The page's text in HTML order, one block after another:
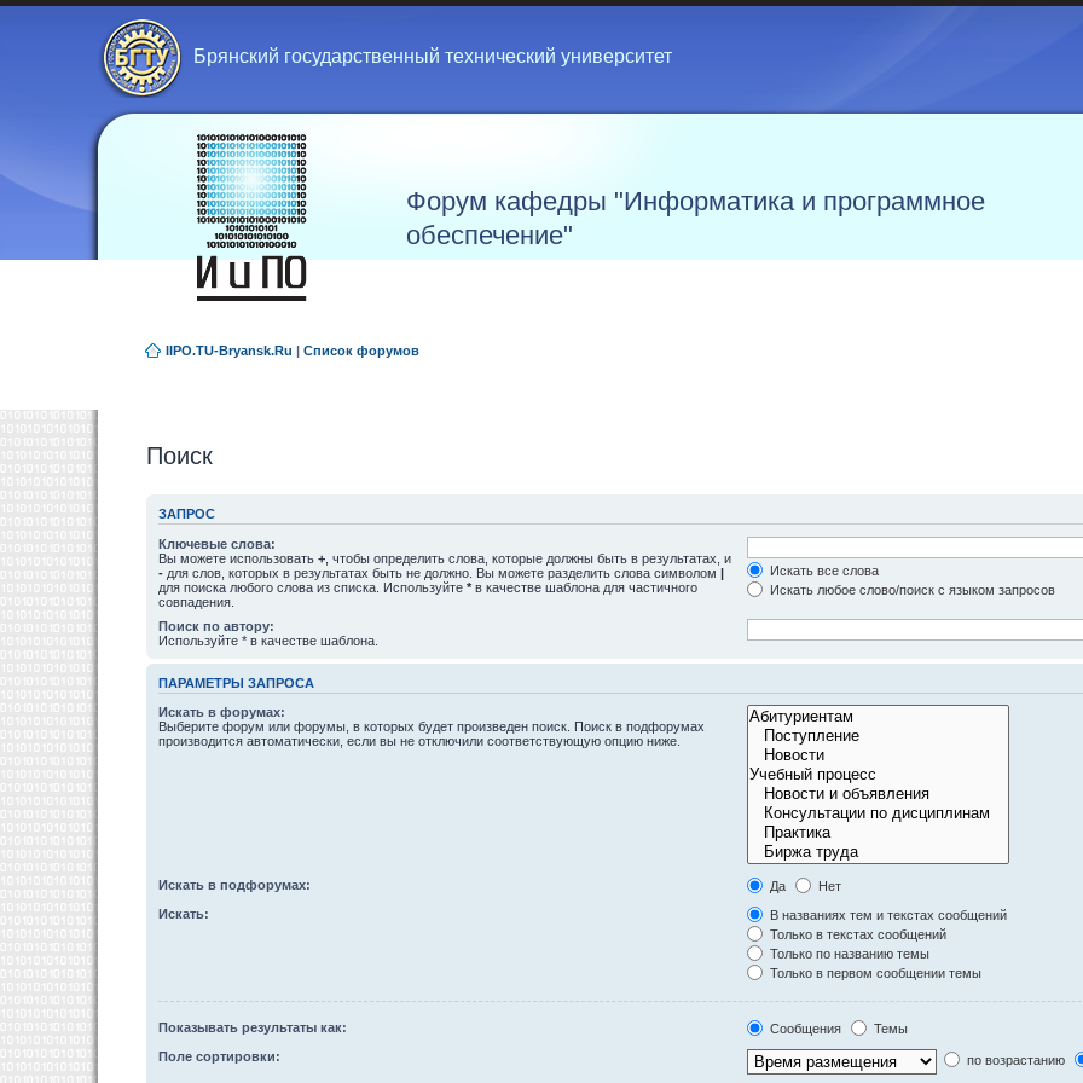
Брянский государственный технический университет
Форум кафедры "Информатика и программное
обеспечение"
IIPO.TU-Bryansk.Ru | Список форумов
Поиск
ЗАПРОС
Ключевые слова:
Вы можете использовать + , чтобы определить слова, которые должны быть в результатах, и
- для слов, которых в результатах быть не должно. Вы можете разделить слова символом |
для поиска любого слова из списка. Используйте * в качестве шаблона для частичного
совпадения.
Искать все слова
Искать любое слово/поиск с языком запросов
Поиск по автору:
Используйте * в качестве шаблона.
ПАРАМЕТРЫ ЗАПРОСА
Искать в форумах:
Выберите форум или форумы, в которых будет произведен поиск. Поиск в подфорумах
производится автоматически, если вы не отключили соответствующую опцию ниже.
Искать в подфорумах: Да
Нет
Искать:
В названиях тем и текстах сообщений
Только в текстах сообщений
Только по названию темы
Только в первом сообщении темы
Показывать результаты как: Сообщения
Темы
Поле сортировки:
по возрастанию